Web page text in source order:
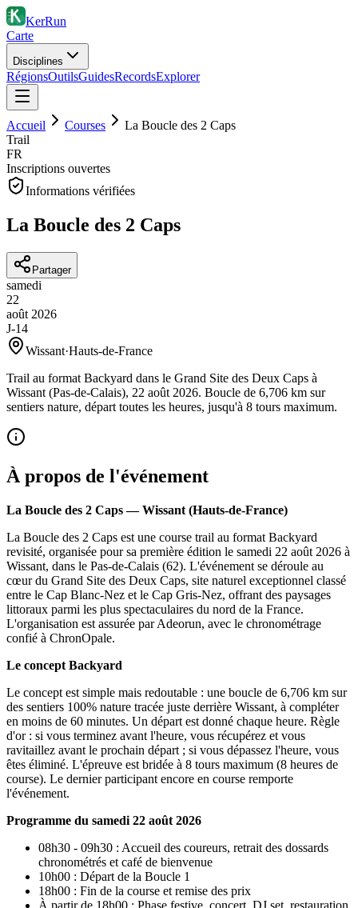
KerRun
Carte
Disciplines
RégionsOutilsGuidesRecordsExplorer
Accueil Courses
La Boucle des 2 Caps
Trail
FR
Inscriptions ouvertes
Informations vérifiées
La Boucle des 2 Caps
Partager
samedi
22
août 2026
J-14
Wissant·Hauts-de-France
Trail au format Backyard dans le Grand Site des Deux Caps à
Wissant (Pas-de-Calais), 22 août 2026. Boucle de 6,706 km sur
sentiers nature, départ toutes les heures, jusqu'à 8 tours maximum.
À propos de l'événement
La Boucle des 2 Caps — Wissant (Hauts-de-France)
La Boucle des 2 Caps est une course trail au format Backyard
revisité, organisée pour sa première édition le samedi 22 août 2026 à
Wissant, dans le Pas-de-Calais (62). L'événement se déroule au
cœur du Grand Site des Deux Caps, site naturel exceptionnel classé
entre le Cap Blanc-Nez et le Cap Gris-Nez, offrant des paysages
littoraux parmi les plus spectaculaires du nord de la France.
L'organisation est assurée par Adeorun, avec le chronométrage
confié à ChronOpale.
Le concept Backyard
Le concept est simple mais redoutable : une boucle de 6,706 km sur
des sentiers 100% nature tracée juste derrière Wissant, à compléter
en moins de 60 minutes. Un départ est donné chaque heure. Règle
d'or : si vous terminez avant l'heure, vous récupérez et vous
ravitaillez avant le prochain départ ; si vous dépassez l'heure, vous
êtes éliminé. L'épreuve est bridée à 8 tours maximum (8 heures de
course). Le dernier participant encore en course remporte
l'événement.
Programme du samedi 22 août 2026
08h30 - 09h30 : Accueil des coureurs, retrait des dossards
chronométrés et café de bienvenue
10h00 : Départ de la Boucle 1
18h00 : Fin de la course et remise des prix
À partir de 18h00 : Phase festive, concert, DJ set, restauration